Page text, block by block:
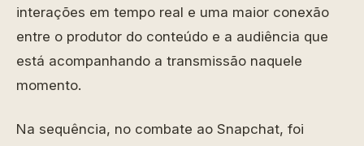
interações em tempo real e uma maior conexão
entre o produtor do conteúdo e a audiência que
está acompanhando a transmissão naquele
momento.
Na sequência, no combate ao Snapchat, foi